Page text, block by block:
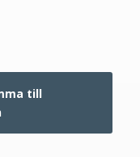
till